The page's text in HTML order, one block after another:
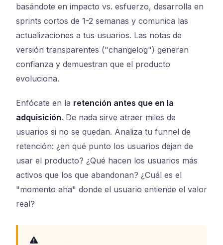
basándote en impacto vs. esfuerzo, desarrolla en
sprints cortos de 1-2 semanas y comunica las
actualizaciones a tus usuarios. Las notas de
versión transparentes ("changelog") generan
confianza y demuestran que el producto
evoluciona.
Enfócate en la retención antes que en la
adquisición. De nada sirve atraer miles de
usuarios si no se quedan. Analiza tu funnel de
retención: ¿en qué punto los usuarios dejan de
usar el producto? ¿Qué hacen los usuarios más
activos que los que abandonan? ¿Cuál es el
"momento aha" donde el usuario entiende el valor
real?